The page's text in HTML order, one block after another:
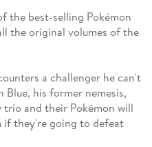
the best-selling Pokémon
the original volumes of the
a challenger he can't
his former nemesis,
trio and their Pokémon will
if they're going to defeat